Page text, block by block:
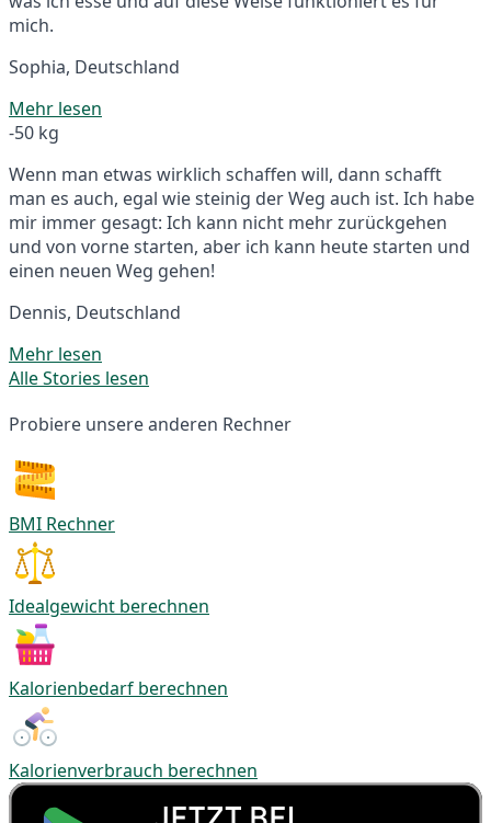
mich.
Sophia, Deutschland
Mehr lesen
-50 kg
Wenn man etwas wirklich schaffen will, dann schafft
man es auch, egal wie steinig der Weg auch ist. Ich habe
mir immer gesagt: Ich kann nicht mehr zurückgehen
und von vorne starten, aber ich kann heute starten und
einen neuen Weg gehen!
Dennis, Deutschland
Mehr lesen
Alle Stories lesen
Probiere unsere anderen Rechner
BMI Rechner
Idealgewicht berechnen
Kalorienbedarf berechnen
Kalorienverbrauch berechnen